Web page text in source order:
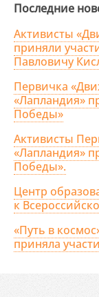
Последние
Активисты
приняли
Павловичу
Первичка
«Лапландия»
Победы»
Активисты
«Лапландия»
Победы».
Центр
к
«Путь в
приняла